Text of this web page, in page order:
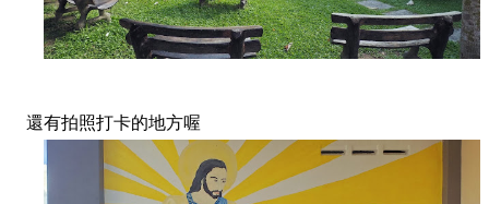
還有拍照打卡的地方喔